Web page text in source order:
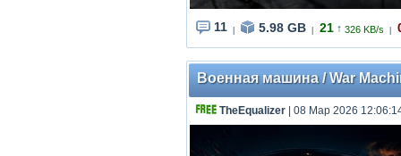
11 5.98 GB 21 ↑ 326 KB/s
Военная машина / War
TheEqualizer | 08 Мар 2026